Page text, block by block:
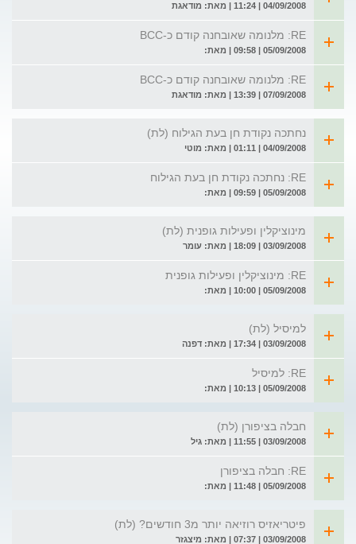
04/09/2008 | 11:24 | מאת: מודאגת
RE: מלנומה שאובחנה קודם כ-BCC
05/09/2008 | 09:58 | מאת:
RE: מלנומה שאובחנה קודם כ-BCC
07/09/2008 | 13:39 | מאת: מודאגת
נחתכה נקודת חן בעת הגילוח (לת)
04/09/2008 | 01:11 | מאת: מוטי
RE: נחתכה נקודת חן בעת הגילוח
05/09/2008 | 09:59 | מאת:
מינוציקלין ופעילות גופנית (לת)
03/09/2008 | 18:09 | מאת: עומר
RE: מינוציקלין ופעילות גופנית
05/09/2008 | 10:00 | מאת:
למיסיל (לת)
03/09/2008 | 17:34 | מאת: דפנה
RE: למיסיל
05/09/2008 | 10:13 | מאת:
חבלה בציפורן (לת)
03/09/2008 | 11:55 | מאת: גיל
RE: חבלה בציפורן
05/09/2008 | 11:48 | מאת:
פיטריאזיס רוזיאה יותר מ3 חודשים? (לת)
03/09/2008 | 07:37 | מאת: מיצגזר